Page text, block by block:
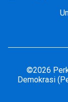
©2026
Demokrasi